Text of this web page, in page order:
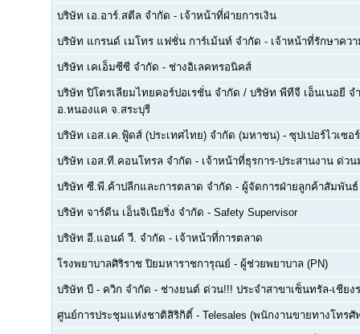
บริษัท เอ.อาร์.สตีล จำกัด - เจ้าหน้าที่ฝ่ายการเงิน
บริษัท แกรนด์ เมโทร แฟชั่น การ์เม้นท์ จำกัด - เจ้าหน้าที่รักษาคว
บริษัท เคเอ็มซีซี จำกัด - ช่างอิเลคทรอนิคส์
บริษัท ปิโตรเลียมไทยคอร์ปอเรชั่น จำกัด / บริษัท พีทีจี เอ็นเนอยี จ
อ.หนองแค จ.สระบุรี
บริษัท เอส.เค.ฟู้ดส์ (ประเทศไทย) จำกัด (มหาชน) - ซุปเปอร์ไวเซ
บริษัท เอส.ที.คอนโทรล จำกัด - เจ้าหน้าที่ธุรการ-ประสานงาน ด่วน
บริษัท ซี.พี.ค้าปลีกและการตลาด จำกัด - ผู้จัดการฝ่ายลูกค้าสัมพันธ์
บริษัท จาร์ดีน เอ็นจิเนียริ่ง จำกัด - Safety Supervisor
บริษัท อี.แอนด์ วี. จำกัด - เจ้าหน้าที่การตลาด
โรงพยาบาลศิริราช ปิยมหาราชการุณย์ - ผู้ช่วยพยาบาล (PN)
บริษัท บี - ควิก จำกัด - ช่างยนต์ ด่วน!!! ประจำสาขาเซ็นทรัล-เชียง
ศูนย์การประชุมแห่งชาติสิริกิติ์ - Telesales (พนักงานขายทางโทร